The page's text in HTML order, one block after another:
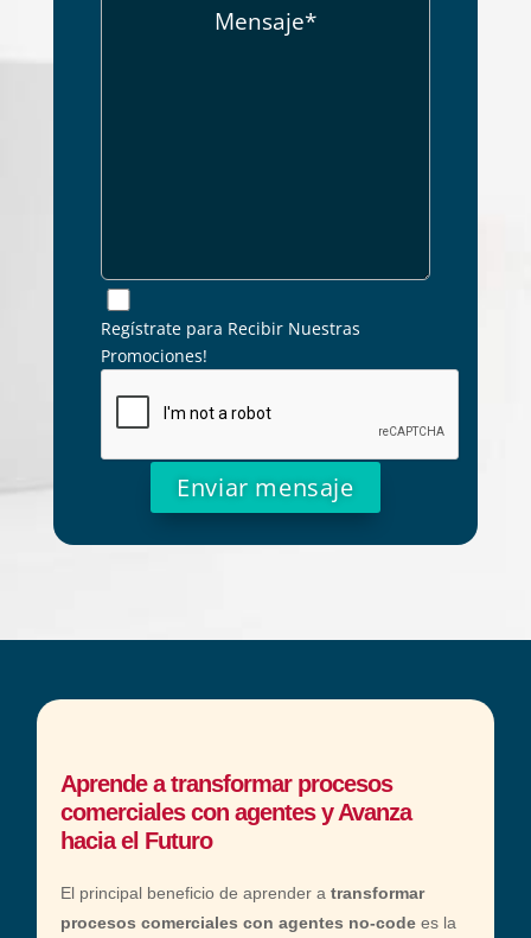
Regístrate para Recibir Nuestras
Promociones!
Aprende a transformar procesos
comerciales con agentes y Avanza
hacia el Futuro
El principal beneficio de aprender atransformar
procesos comerciales con agentes no-code es la